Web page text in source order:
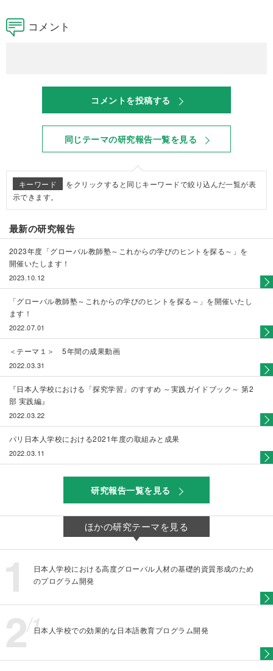
コメント
コメントを投稿する
同じテーマの研究報告一覧を見る
キーワード
をクリックすると同じキーワードで絞り込んだ一覧が表
示できます。
最新の研究報告
2023年度「グローバル教師塾～これからの学びのヒントを探る～」を
開催いたします！
2023.10.12
「グローバル教師塾～これからの学びのヒントを探る～」を開催いたし
ます！
2022.07.01
＜テーマ１＞ 5年間の成果動画
2022.03.31
『日本人学校における「探究学習」のすすめ ～実践ガイドブック～ 第2
部 実践編』
2022.03.22
パリ日本人学校における2021年度の取組みと成果
2022.03.11
研究報告一覧を見る
ほかの研究テーマを見る
日本人学校における高度グローバル人材の基礎的資質形成のため
のプログラム開発
日本人学校での効果的な日本語教育プログラム開発